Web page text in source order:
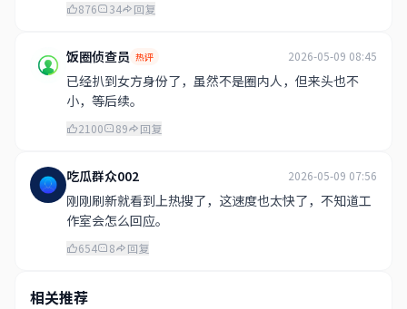
876 34 回复
饭圈侦查员 热评 2026-05-09 08:45
已经扒到女方身份了，虽然不是圈内人，但来头也不
小，等后续。
2100 89 回复
吃瓜群众002 2026-05-09 07:56
刚刚刷新就看到上热搜了，这速度也太快了，不知道工
作室会怎么回应。
654 8 回复
相关推荐